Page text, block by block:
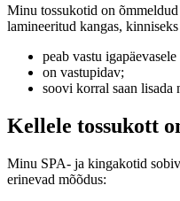
Minu tossukotid on õmmeldud
lamineeritud kangas,
peab vastu
on vastupidav;
soovi korral saan lisada
Kellele tossukott
Minu SPA- ja kingakotid
erinevad mõõdus: